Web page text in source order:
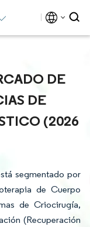
DE
DE
(2026
segmentado por
de Cuerpo
de Criocirugía,
(Recuperación